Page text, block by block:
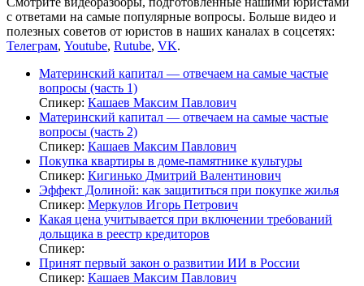
с ответами на самые популярные вопросы. Больше видео и
полезных советов от юристов в наших каналах в соцсетях:
Телеграм, Youtube, Rutube, VK.
Материнский капитал — отвечаем на самые частые
вопросы (часть 1)
Спикер: Кашаев Максим Павлович
Материнский капитал — отвечаем на самые частые
вопросы (часть 2)
Спикер: Кашаев Максим Павлович
Покупка квартиры в доме-памятнике культуры
Спикер: Кигинько Дмитрий Валентинович
Эффект Долиной: как защититься при покупке жилья
Спикер: Меркулов Игорь Петрович
Какая цена учитывается при включении требований
дольщика в реестр кредиторов
Спикер:
Принят первый закон о развитии ИИ в России
Спикер: Кашаев Максим Павлович